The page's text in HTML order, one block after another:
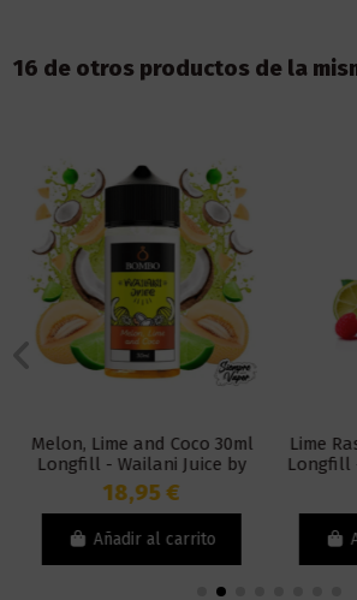
16 de otros productos de la
Melon, Lime and Coco 30ml
Longfill - Wailani Juice by
Bombo
18,95 €
Añadir al carrito
Lime
Longfill